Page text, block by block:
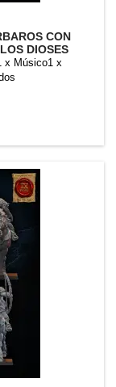
CON
DIOSES
x Músico1 x